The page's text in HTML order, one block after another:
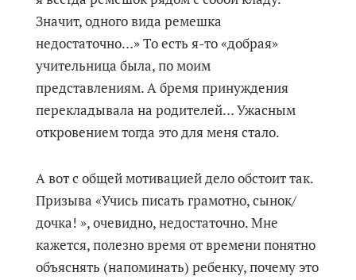
Значит, одного вида ремешка
недостаточно…» То есть я-то «добрая»
учительница была, по моим
представлениям. А бремя принуждения
перекладывала на родителей… Ужасным
откровением тогда это для меня стало.
А вот с общей мотивацией дело обстоит так.
Призыва «Учись писать грамотно, сынок/
дочка! », очевидно, недостаточно. Мне
кажется, полезно время от времени понятно
объяснять (напоминать) ребенку, почему это